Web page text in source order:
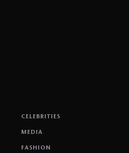
CELEBRITIES
MEDIA
FASHION